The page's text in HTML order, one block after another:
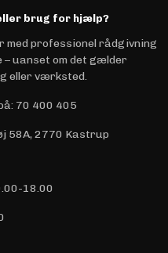
brug for hjælp?
med professionel rådgivning
– uanset om det gælder
eller værksted.
: 70 400 405
58A, 2770 Kastrup
18.00